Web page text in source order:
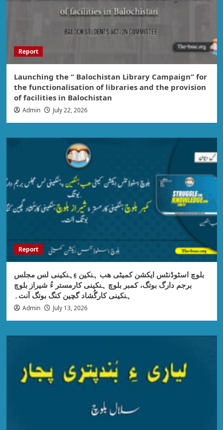
Report
Launching the “ Balochistan Library Campaign” for
the functionalisation of libraries and the provision
of facilities in Balochistan
Admin July 22, 2026
Report
بلوچ اسٹوڈنٹس ایکشن کمیٹی ھب ہنکین ءِہنکینی لس مجلس
برجم دارگ بوتگ، کمبر بلوچ ہنکینی کارمستر ءُ شیراز بلوچ
ہنکینی کارگُشاد گچین کنگ بوتگ اَنت۔
Admin July 13, 2026